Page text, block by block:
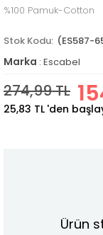
%100 Pamuk-Cotton
(ES587-
Marka : Escabel
274,99 TL
25,83 TL 'den
Ürün